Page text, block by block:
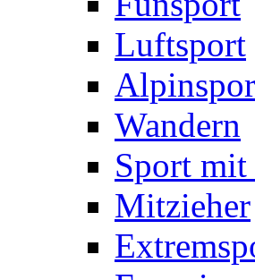
Luftsport
Wandern
Sport mit
Mitzieher